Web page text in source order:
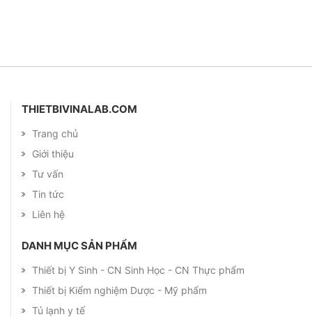
THIETBIVINALAB.COM
Trang chủ
Giới thiệu
Tư vấn
Tin tức
Liên hệ
DANH MỤC SẢN PHẨM
Thiết bị Y Sinh - CN Sinh Học - CN Thực phẩm
Thiết bị Kiểm nghiệm Dược - Mỹ phẩm
Tủ lạnh y tế